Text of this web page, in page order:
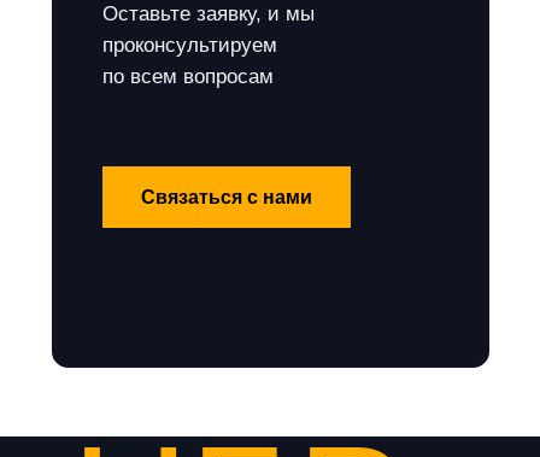
Оставьте заявку, и мы
проконсультируем
по всем вопросам
Связаться с нами